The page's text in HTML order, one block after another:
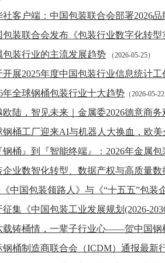
社客户端：中国包装联合会部署2026
包装联合会发布《包装行业数字化转型
包装行业的主流发展趋势 （2026-05-25）
开展2025年度中国包装行业信息统计工
年全球钢桶包装行业十大趋势 （2026-05-22
欧陆，智见未来｜金属委2026德意商
钢桶工厂迎来AI与机器人大换血，欧美
钢桶』到『智能终端』：2026年金属
企业数智化转型、数据产权与高质量数
中国包装领路人》与《“十五五”包装
征集《中国包装工业发展规划(2026-
载铸桶情，一辈子行业心——贺中国钢
钢桶制造商联合会（ICDM）通报最新